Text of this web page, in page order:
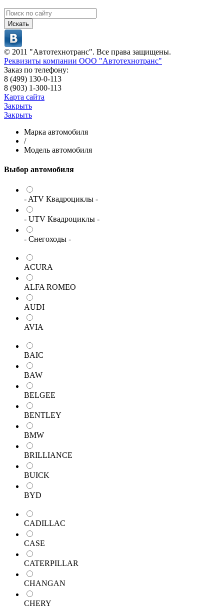
Искать
© 2011 "Автотехнотранс". Все права защищены.
Реквизиты компании ООО "Автотехнотранс"
Заказ по телефону:
8 (499) 130-0-113
8 (903) 1-300-113
Карта сайта
Закрыть
Закрыть
Марка автомобиля
/
Модель автомобиля
Выбор автомобиля
- ATV Квадроциклы -
- UTV Квадроциклы -
- Снегоходы -
ACURA
ALFA ROMEO
AUDI
AVIA
BAIC
BAW
BELGEE
BENTLEY
BMW
BRILLIANCE
BUICK
BYD
CADILLAC
CASE
CATERPILLAR
CHANGAN
CHERY